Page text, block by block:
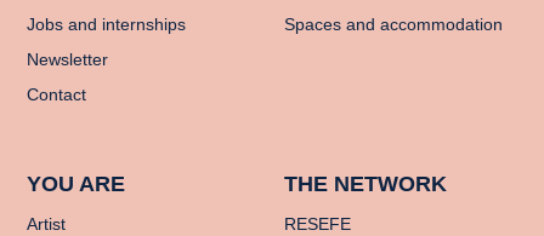
Jobs and internships
Newsletter
Contact
Spaces and accommodation
YOU ARE
Artist
THE NETWORK
RESEFE